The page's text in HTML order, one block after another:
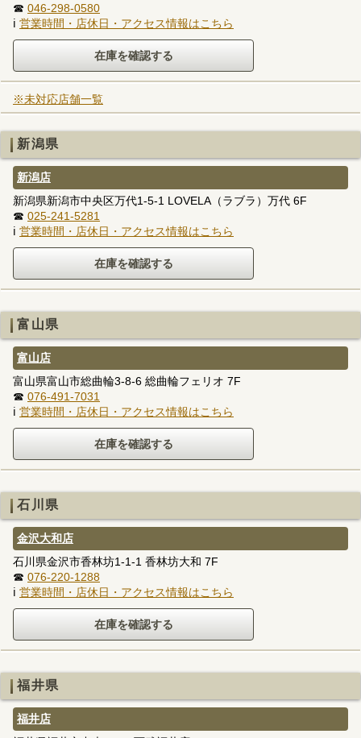
☎ 046-298-0580
ℹ 営業時間・店休日・アクセス情報はこちら
※未対応店舗一覧
新潟県
新潟店
新潟県新潟市中央区万代1-5-1 LOVELA（ラブラ）万代 6F
☎ 025-241-5281
ℹ 営業時間・店休日・アクセス情報はこちら
富山県
富山店
富山県富山市総曲輪3-8-6 総曲輪フェリオ 7F
☎ 076-491-7031
ℹ 営業時間・店休日・アクセス情報はこちら
石川県
金沢大和店
石川県金沢市香林坊1-1-1 香林坊大和 7F
☎ 076-220-1288
ℹ 営業時間・店休日・アクセス情報はこちら
福井県
福井店